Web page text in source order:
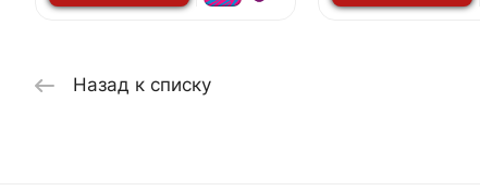
Назад к списку